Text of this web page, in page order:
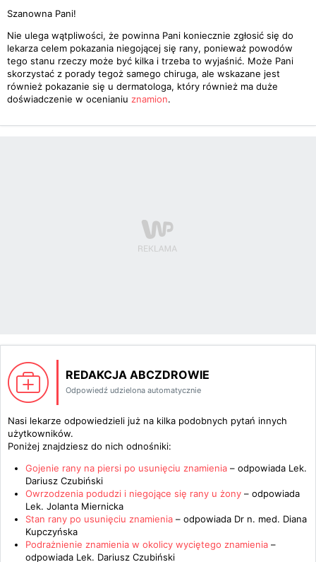
Szanowna Pani!
Nie ulega wątpliwości, że powinna Pani koniecznie zgłosić się do
lekarza celem pokazania niegojącej się rany, ponieważ powodów
tego stanu rzeczy może być kilka i trzeba to wyjaśnić. Może Pani
skorzystać z porady tegoż samego chiruga, ale wskazane jest
również pokazanie się u dermatologa, który również ma duże
doświadczenie w ocenianiu znamion.
REDAKCJA ABCZDROWIE
Odpowiedź udzielona automatycznie
Nasi lekarze odpowiedzieli już na kilka podobnych pytań innych
użytkowników.
Poniżej znajdziesz do nich odnośniki:
Gojenie rany na piersi po usunięciu znamienia – odpowiada Lek.
Dariusz Czubiński
Owrzodzenia podudzi i niegojące się rany u żony – odpowiada
Lek. Jolanta Miernicka
Stan rany po usunięciu znamienia – odpowiada Dr n. med. Diana
Kupczyńska
Podrażnienie znamienia w okolicy wyciętego znamienia –
odpowiada Lek. Dariusz Czubiński